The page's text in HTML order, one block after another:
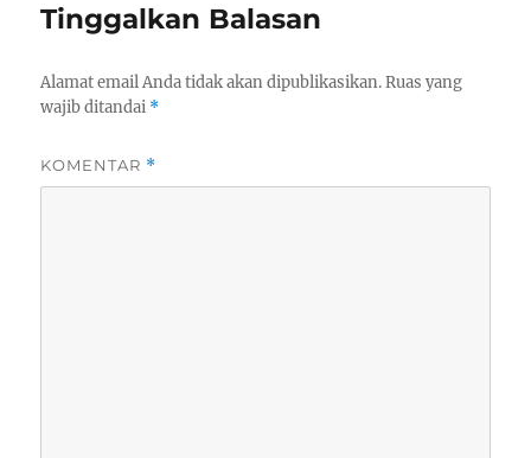
Tinggalkan Balasan
Alamat email Anda tidak akan dipublikasikan. Ruas yang
wajib ditandai *
KOMENTAR *